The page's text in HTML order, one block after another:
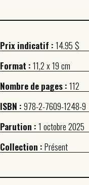
Prix indicatif :14.95 $
Format :11,2 x 19 cm
Nombre de pages :112
ISBN :978-2-7609-1248-9
Parution :1 octobre 2025
Collection :Présent